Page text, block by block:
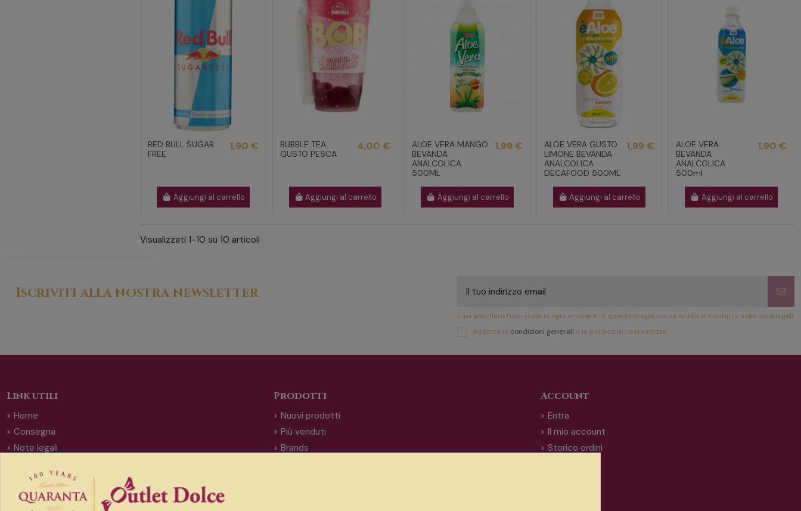
RED BULL SUGAR
FREE
1,90 €
Aggiungi al carrello
BUBBLE TEA
GUSTO PESCA
4,00 €
Aggiungi al carrello
ALOE VERA MANGO
BEVANDA
ANALCOLICA
500ML
1,99 €
Aggiungi al carrello
ALOE VERA GUSTO
LIMONE BEVANDA
ANALCOLICA
DECAFOOD 500ML
1,99 €
Aggiungi al carrello
ALOE VERA
BEVANDA
ANALCOLICA
500ml
1,90 €
Aggiungi al carrello
Visualizzati 1-10 su 10 articoli
Iscriviti alla nostra newsletter
Puoi annullare l'iscrizione in ogni momenti. A questo scopo, cerca le info di contatto nelle note legali.
Accetto le condizioni generali e la politica di riservatezza
Link utili
Home
Consegna
Note legali
Resi e rimborsi
Prodotti
Nuovi prodotti
Più venduti
Brands
Account
Entra
Il mio account
Storico ordini